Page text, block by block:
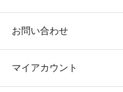
お問い合わせ
マイアカウント